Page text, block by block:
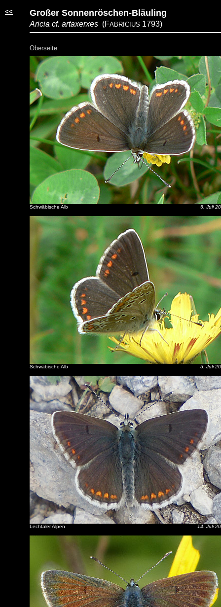
<< Großer Sonnenröschen-Bläuling
Aricia cf. artaxerxes (FABRICIUS 1793)
Oberseite
Schwäbische Alb 5. Juli
Schwäbische Alb 5. Juli
Lechtaler Alpen 14. Juli